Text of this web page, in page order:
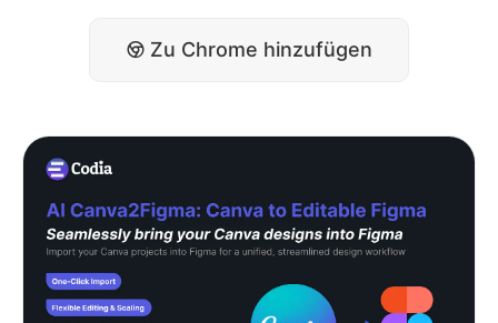
Zu Chrome hinzufügen